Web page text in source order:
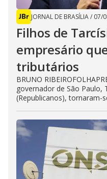
JORNAL DE BRASÍLIA/ 07/
Filhos de
empresário
tributários
BRUNO
governador de São Paulo,
(Republicanos), tornaram-